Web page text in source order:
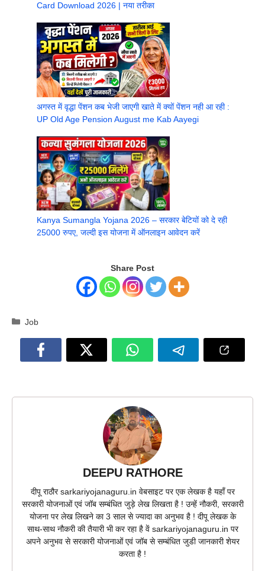
Card Download 2026 | नया तरीका
अगस्त में वृद्धा पेंशन कब भेजी जाएगी खाते में क्यों पेंशन नही आ रही :
UP Old Age Pension August me Kab Aayegi
Kanya Sumangla Yojana 2026 – सरकार बेटियों को दे रही
25000 रुपए, जल्दी इस योजना में ऑनलाइन आवेदन करें
Share Post
Categories
Job
DEEPU RATHORE
दीपू राठौर sarkariyojanaguru.in वेबसाइट पर एक लेखक है यहाँ पर
सरकारी योजनाओं एवं जॉब सम्बंधित जुड़े लेख लिखता है ! उन्हें नौकरी, सरकारी
योजना पर लेख लिखने का 3 साल से ज्यादा का अनुभव है ! दीपू लेखक के
साथ-साथ नौकरी की तैयारी भी कर रहा है वें sarkariyojanaguru.in पर
अपने अनुभव से सरकारी योजनाओं एवं जॉब से सम्बंधित जुडी जानकारी शेयर
करता है !